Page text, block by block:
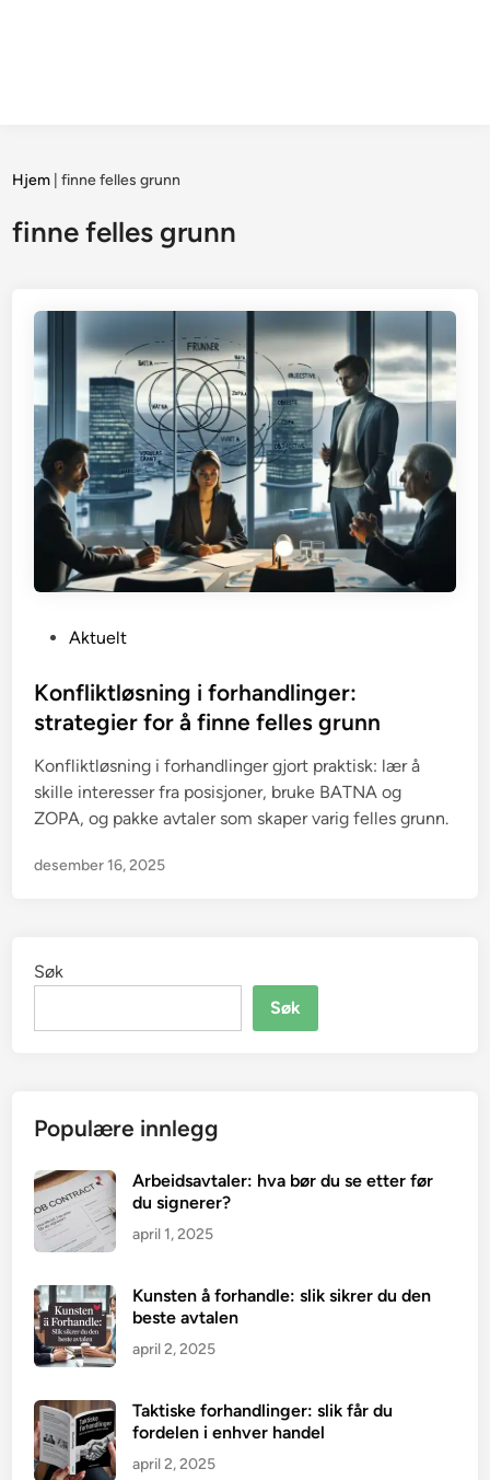
Hjem |finne felles grunn
finne felles grunn
s
t
d
i
n
Aktuelt
Konfliktløsning i forhandlinger:
strategier for å finne felles grunn
Konfliktløsning i forhandlinger gjort praktisk: lær å
skille interesser fra posisjoner, bruke BATNA og
ZOPA, og pakke avtaler som skaper varig felles grunn.
desember 16, 2025
Søk
Søk
Populære innlegg
Arbeidsavtaler: hva bør du se etter før
du signerer?
april 1, 2025
Kunsten å forhandle: slik sikrer du den
beste avtalen
april 2, 2025
Taktiske forhandlinger: slik får du
fordelen i enhver handel
april 2, 2025